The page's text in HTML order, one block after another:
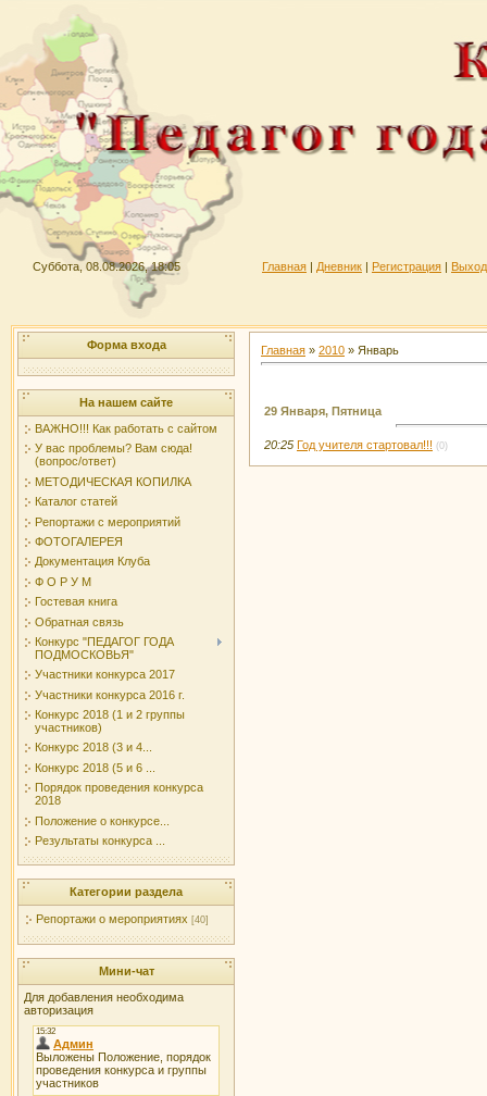
Суббота, 08.08.2026, 18:05 Главная | Дневник | Регистрация | Выход
Форма входа
На нашем сайте
ВАЖНО!!! Как работать с сайтом
У вас проблемы? Вам сюда!
(вопрос/ответ)
МЕТОДИЧЕСКАЯ КОПИЛКА
Каталог статей
Репортажи с мероприятий
ФОТОГАЛЕРЕЯ
Документация Клуба
Ф О Р У М
Гостевая книга
Обратная связь
Конкурс "ПЕДАГОГ ГОДА
ПОДМОСКОВЬЯ"
Участники конкурса 2017
Участники конкурса 2016 г.
Конкурс 2018 (1 и 2 группы
участников)
Конкурс 2018 (3 и 4...
Конкурс 2018 (5 и 6 ...
Порядок проведения конкурса
2018
Положение о конкурсе...
Результаты конкурса ...
Категории раздела
Репортажи о мероприятиях [40]
Мини-чат
Для добавления необходима
авторизация
Главная » 2010 » Январь
29 Января, Пятница
20:25 Год учителя стартовал!!! (0)